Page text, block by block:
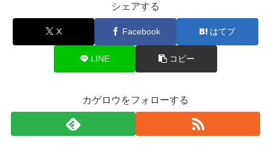
シェアする
X Facebook はてブ
LINE コピー
カゲロウをフォローする